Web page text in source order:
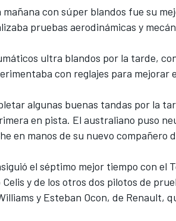
con súper blandos fue su
pruebas aerodinámicas y
ultra blandos por la tarde,
con reglajes para mejorar
algunas buenas tandas por la
en pista. El australiano puso
en manos de su nuevo compañero
el séptimo mejor tiempo con el
y de los otros dos pilotos de
y Esteban Ocon, de Renault,